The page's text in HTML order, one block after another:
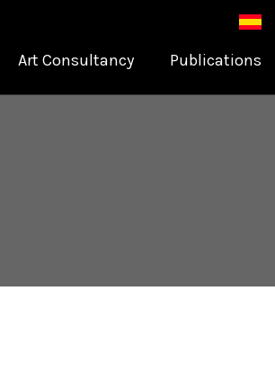
Art Consultancy Publications